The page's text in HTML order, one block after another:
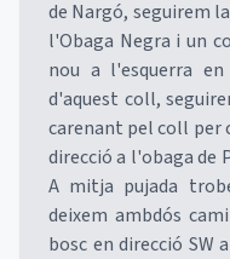
de Nargó, seguirem
l'Obaga Negra i un
nou a l'esquerra
d'aquest coll,
carenant pel coll per
direcció a l'obaga de
A mitja pujada
deixem ambdós
bosc en direcció SW